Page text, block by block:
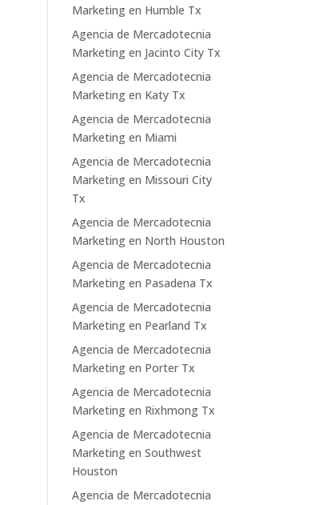
Marketing en Humble Tx
Agencia de Mercadotecnia
Marketing en Jacinto City Tx
Agencia de Mercadotecnia
Marketing en Katy Tx
Agencia de Mercadotecnia
Marketing en Miami
Agencia de Mercadotecnia
Marketing en Missouri City
Tx
Agencia de Mercadotecnia
Marketing en North Houston
Agencia de Mercadotecnia
Marketing en Pasadena Tx
Agencia de Mercadotecnia
Marketing en Pearland Tx
Agencia de Mercadotecnia
Marketing en Porter Tx
Agencia de Mercadotecnia
Marketing en Rixhmong Tx
Agencia de Mercadotecnia
Marketing en Southwest
Houston
Agencia de Mercadotecnia